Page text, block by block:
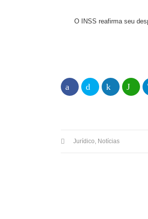
O INSS reafirma seu
Jurídico, Notícias